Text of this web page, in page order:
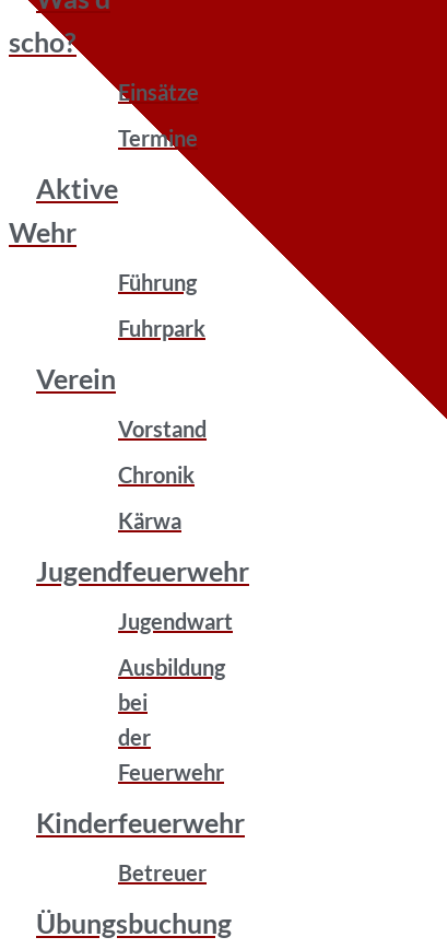
scho?
Einsätze
Termine
Aktive
Wehr
Führung
Fuhrpark
Verein
Vorstand
Chronik
Kärwa
Jugendfeuerwehr
Jugendwart
Ausbildung
bei
der
Feuerwehr
Kinderfeuerwehr
Betreuer
Übungsbuchung